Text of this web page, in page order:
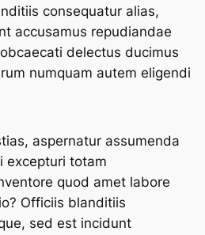
consequatur alias,
accusamus repudiandae
delectus ducimus
numquam autem eligendi
aspernatur assumenda
excepturi totam
quod amet labore
Officiis blanditiis
sed est incidunt